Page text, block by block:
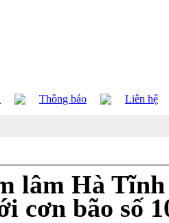
Thông báo Liên hệ
lâm Hà
cơn bão số